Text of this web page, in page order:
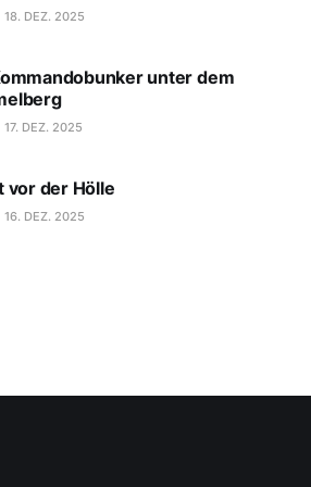
18. DEZ. 2025
unter dem
17. DEZ. 2025
vor der Hölle
16. DEZ. 2025